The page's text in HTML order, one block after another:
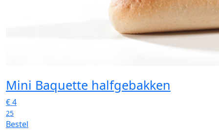
Mini Baquette halfgebakken
€4
25
Bestel